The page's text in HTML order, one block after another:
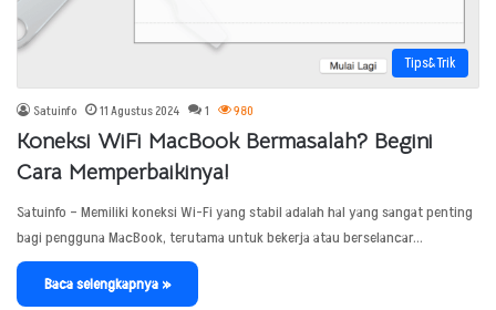
Tips&Trik
Satuinfo 11 Agustus 2024 1 980
Koneksi WiFi MacBook Bermasalah? Begini
Cara Memperbaikinya!
Satuinfo – Memiliki koneksi Wi-Fi yang stabil adalah hal yang sangat penting
bagi pengguna MacBook, terutama untuk bekerja atau berselancar…
Baca selengkapnya »